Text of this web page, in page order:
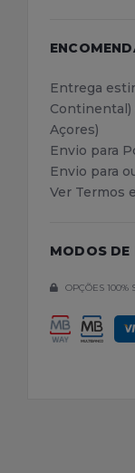
Entrega
Continental)
Açores)
Envio para
Envio para
Ver Termos
MODOS DE
OPÇÕES 100%